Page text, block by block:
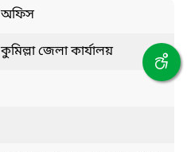
অফিস
কুমিল্লা জেলা কার্যালয়